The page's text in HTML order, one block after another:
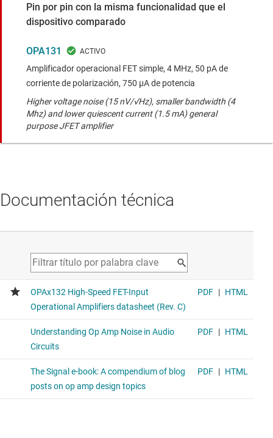
Pin por pin con la misma funcionalidad que el
dispositivo comparado
OPA131
Amplificador operacional FET simple, 4 MHz, 50 pA de
corriente de polarización, 750 µA de potencia
Higher voltage noise (15 nV/√Hz), smaller bandwidth (4
Mhz) and lower quiescent current (1.5 mA) general
purpose JFET amplifier
Documentación técnica